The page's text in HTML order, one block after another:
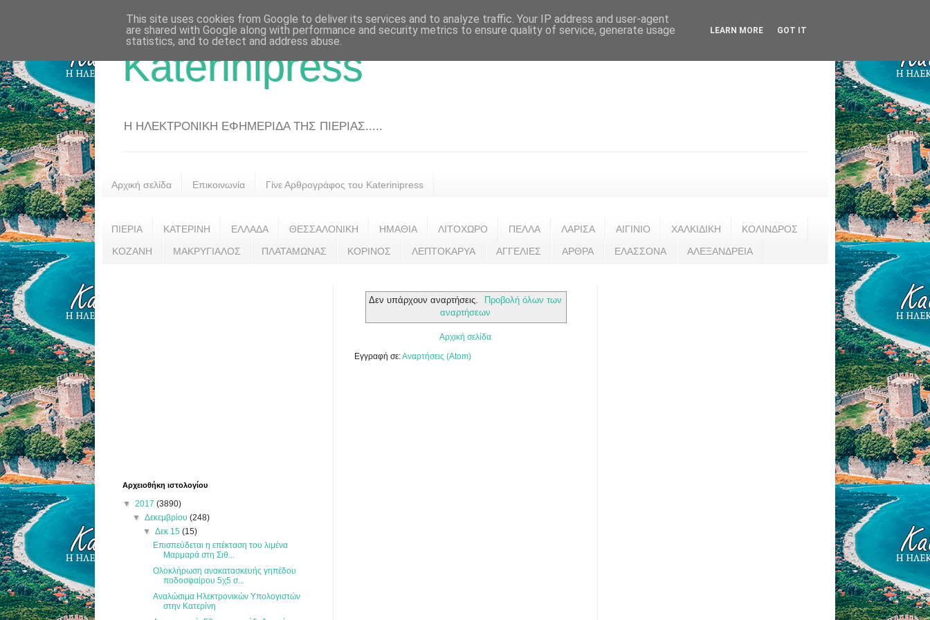
Katerinipress
Η ΗΛΕΚΤΡΟΝΙΚΗ ΕΦΗΜΕΡΙΔΑ ΤΗΣ ΠΙΕΡΙΑΣ.....
Αρχική σελίδα Επικοινωνία Γίνε Αρθρογράφος του Katerinipress
ΠΙΕΡΙΑ ΚΑΤΕΡΙΝΗ ΕΛΛΑΔΑ ΘΕΣΣΑΛΟΝΙΚΗ ΗΜΑΘΙΑ ΛΙΤΟΧΩΡΟ ΠΕΛΛΑ ΛΑΡΙΣΑ ΑΙΓΙΝΙΟ ΧΑΛΚΙΔΙΚΗ ΚΟΛΙΝΔΡΟΣ
ΚΟΖΑΝΗ ΜΑΚΡΥΓΙΑΛΟΣ ΠΛΑΤΑΜΩΝΑΣ ΚΟΡΙΝΟΣ ΛΕΠΤΟΚΑΡΥΑ ΑΓΓΕΛΙΕΣ ΑΡΘΡΑ ΕΛΑΣΣΟΝΑ ΑΛΕΞΑΝΔΡΕΙΑ
Δεν υπάρχουν αναρτήσεις.
Προβολή όλων των
αναρτήσεων
Αρχική σελίδα
Εγγραφή σε:Αναρτήσεις (Atom)
Αρχειοθήκη ιστολογίου
▼ 2017 (3890)
▼Δεκεμβρίου(248)
▼ Δεκ 15 (15)
Επισπεύδεται η επέκταση του λιμένα
Μαρμαρά στη Σιθ...
Ολοκλήρωση ανακατασκευής γηπέδου
ποδοσφαίρου 5χ5 σ...
Αναλώσιμα Ηλεκτρονικών Υπολογιστών
στην Κατερίνη
This site uses cookies from Google to deliver its services and to analyze traffic. Your IP address and user-agent
are shared with Google along with performance and security metrics to ensure quality of service, generate usage
statistics, and to detect and address abuse.
LEARN MORE GOT IT